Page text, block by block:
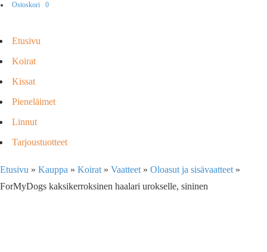
Ostoskori 0
Etusivu
Koirat
Kissat
Pieneläimet
Linnut
Tarjoustuotteet
Etusivu » Kauppa » Koirat » Vaatteet » Oloasut ja sisävaatteet »
ForMyDogs kaksikerroksinen haalari urokselle, sininen